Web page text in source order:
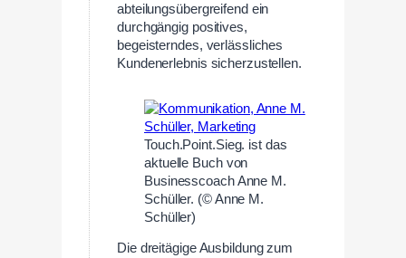
abteilungsübergreifend ein
durchgängig positives,
begeisterndes, verlässliches
Kundenerlebnis sicherzustellen.
Touch.Point.Sieg. ist das
aktuelle Buch von
Businesscoach Anne M.
Schüller. (© Anne M.
Schüller)
Die dreitägige Ausbildung zum